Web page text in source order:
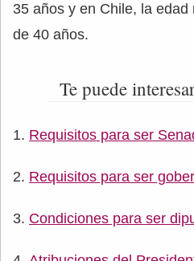
35 años y en Chile, la
de 40 años.
Te puede
Requisitos para ser
Requisitos para ser
Condiciones para ser